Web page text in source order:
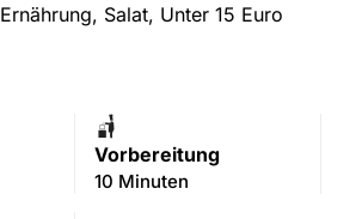
Ernährung, Salat, Unter 15 Euro
Vorbereitung
10 Minuten